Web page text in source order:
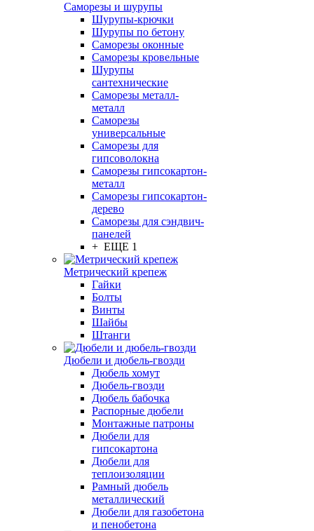
Саморезы и шурупы
Шурупы-крючки
Шурупы по бетону
Саморезы оконные
Саморезы кровельные
Шурупы
сантехнические
Саморезы металл-
металл
Саморезы
универсальные
Саморезы для
гипсоволокна
Саморезы гипсокартон-
металл
Саморезы гипсокартон-
дерево
Саморезы для сэндвич-
панелей
+ ЕЩЕ 1
Метрический крепеж
Гайки
Болты
Винты
Шайбы
Штанги
Дюбели и дюбель-гвозди
Дюбель хомут
Дюбель-гвозди
Дюбель бабочка
Распорные дюбели
Монтажные патроны
Дюбели для
гипсокартона
Дюбели для
теплоизоляции
Рамный дюбель
металлический
Дюбели для газобетона
и пенобетона